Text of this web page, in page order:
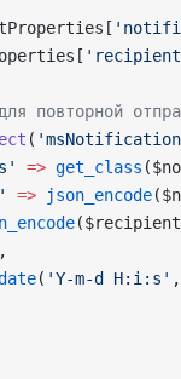
[
[
повторной
(
=> get_class (
=> json_encode(
($recipient
,
( 'Y-m-d H:i:s' ,